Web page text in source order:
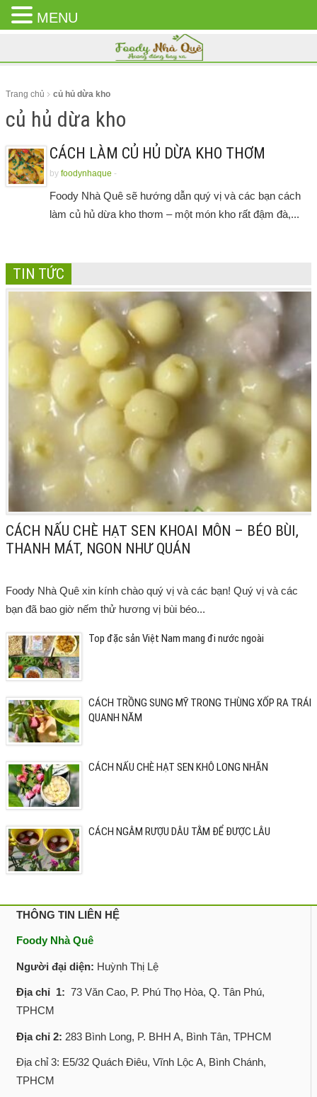
CLOSE
MENU
Trang chủ củ hủ dừa kho
củ hủ dừa kho
CÁCH LÀM CỦ HỦ DỪA KHO THƠM
by foodynhaque -
Foody Nhà Quê sẽ hướng dẫn quý vị và các bạn cách
làm củ hủ dừa kho thơm – một món kho rất đậm đà,...
TIN TỨC
CÁCH NẤU CHÈ HẠT SEN KHOAI MÔN – BÉO BÙI,
THANH MÁT, NGON NHƯ QUÁN
Foody Nhà Quê xin kính chào quý vị và các bạn! Quý vị và các
bạn đã bao giờ nếm thử hương vị bùi béo...
Top đặc sản Việt Nam mang đi nước ngoài
CÁCH TRỒNG SUNG MỸ TRONG THÙNG XỐP RA TRÁI
QUANH NĂM
CÁCH NẤU CHÈ HẠT SEN KHÔ LONG NHÃN
CÁCH NGÂM RƯỢU DÂU TẰM ĐỂ ĐƯỢC LÂU
THÔNG TIN LIÊN HỆ
Foody Nhà Quê
Người đại diện: Huỳnh Thị Lệ
Địa chỉ 1: 73 Văn Cao, P. Phú Thọ Hòa, Q. Tân Phú,
TPHCM
Địa chỉ 2: 283 Bình Long, P. BHH A, Bình Tân, TPHCM
Địa chỉ 3: E5/32 Quách Điêu, Vĩnh Lộc A, Bình Chánh,
TPHCM
MENU